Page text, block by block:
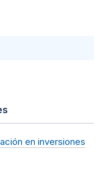
en inversiones